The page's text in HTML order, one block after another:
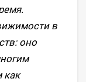
в
оно
как